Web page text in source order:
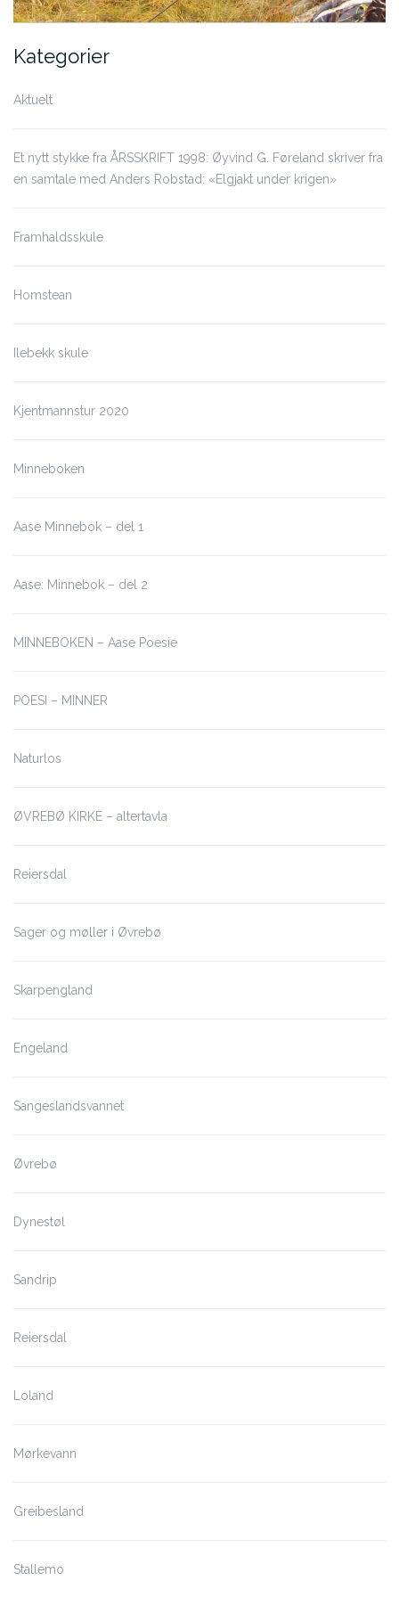
Kategorier
Aktuelt
Et nytt stykke fra ÅRSSKRIFT 1998: Øyvind G. Føreland skriver fra
en samtale med Anders Robstad: «Elgjakt under krigen»
Framhaldsskule
Homstean
Ilebekk skule
Kjentmannstur 2020
Minneboken
Aase Minnebok – del 1
Aase: Minnebok – del 2
MINNEBOKEN – Aase Poesie
POESI – MINNER
Naturlos
ØVREBØ KIRKE – altertavla
Reiersdal
Sager og møller i Øvrebø
Skarpengland
Engeland
Sangeslandsvannet
Øvrebø
Dynestøl
Sandrip
Reiersdal
Loland
Mørkevann
Greibesland
Stallemo